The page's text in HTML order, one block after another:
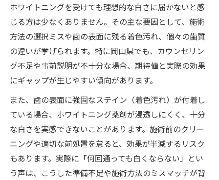
とは
岡山で人気のホワイトニング比較と選び方
ポイント
ホーム・オフィスそれぞれの特徴と白さの
違い
向
安いホワイトニングの落とし穴と選ぶ際の
注意点
効果を実感できない岡山県での実情とは
岡山のホワイトニングで効果を感じにくい
ホワイトニングを受けても理想的な白さに届かないと感
じる方は少なくありません。その主な要因として、施術
方法の選択ミスや歯の表面に残る着色汚れ、個々の歯質
の違いが挙げられます。特に岡山県でも、カウンセリン
グ不足や事前説明が不十分な場合、期待値と実際の効果
にギャップが生じやすい傾向があります。
また、歯の表面に強固なステイン（着色汚れ）が付着し
ている場合、ホワイトニング薬剤が浸透しにくく、十分
な白さを実感できないことがあります。施術前のクリー
ニングや適切な前処置を怠ると、効果が半減するリスク
もあります。実際に「何回通っても白くならない」とい
う声は、こうした準備不足や施術方法のミスマッチが背